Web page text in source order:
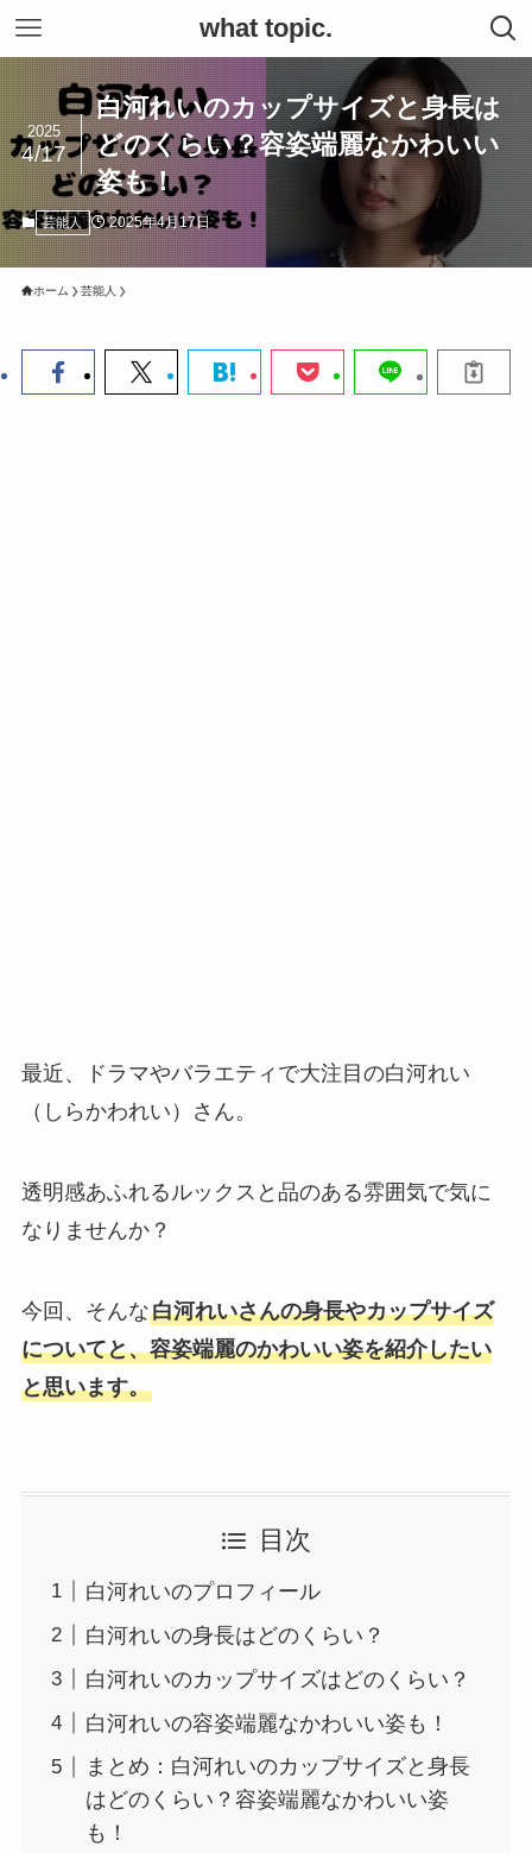
what topic.
白河れいのカップサイズと身長は
どのくらい？容姿端麗なかわいい
姿も！
2025
4/17
芸能人 2025年4月17日
ホーム 芸能人
最近、ドラマやバラエティで大注目の白河れい
（しらかわれい）さん。
透明感あふれるルックスと品のある雰囲気で気に
なりませんか？
今回、そんな白河れいさんの身長やカップサイズ
についてと、容姿端麗のかわいい姿を紹介したい
と思います。
目次
白河れいのプロフィール
白河れいの身長はどのくらい？
白河れいのカップサイズはどのくらい？
白河れいの容姿端麗なかわいい姿も！
まとめ：白河れいのカップサイズと身長
はどのくらい？容姿端麗なかわいい姿
も！